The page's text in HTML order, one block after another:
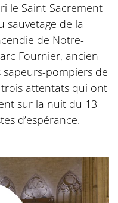
le Saint-Sacrement
sauvetage de la
de Notre-
Fournier, ancien
pompiers de
attentats qui ont
sur la nuit du 13
d’espérance.